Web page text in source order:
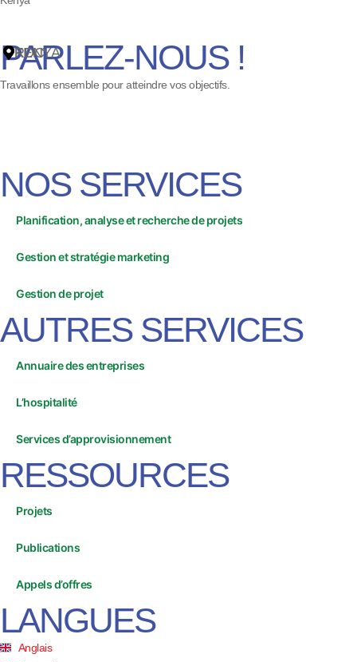
RDC
81 21 91 997
KENYA
PARLEZ-NOUS !
Travaillons ensemble pour atteindre vos objectifs.
NOS SERVICES
Planification, analyse et recherche de projets
Gestion et stratégie marketing
Gestion de projet
AUTRES SERVICES
Annuaire des entreprises
L’hospitalité
Services d’approvisionnement
RESSOURCES
Projets
Publications
Appels d’offres
LANGUES
Anglais